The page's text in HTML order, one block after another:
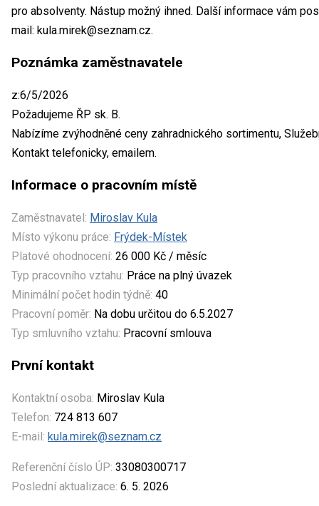
pro absolventy. Nástup možný ihned. Další informace vám
mail: kula.mirek@seznam.cz.
Poznámka zaměstnavatele
z:6/5/2026
Požadujeme ŘP sk. B.
Nabízíme zvýhodněné ceny zahradnického sortimentu,
Kontakt telefonicky, emailem.
Informace o pracovním místě
Zaměstnavatel: Miroslav Kula
Místo výkonu práce: Frýdek-Místek
Platové ohodnocení: 26 000 Kč / měsíc
Typ pracovního vztahu: Práce na plný úvazek
Minimální počet hodin týdně: 40
Pracovní poměr: Na dobu určitou do 6.5.2027
Typ smluvního vztahu: Pracovní smlouva
První kontakt
Kontaktní osoba: Miroslav Kula
Telefon: 724 813 607
E-mail: kula.mirek@seznam.cz
Referenční číslo ÚP: 33080300717
Poslední aktualizace: 6. 5. 2026